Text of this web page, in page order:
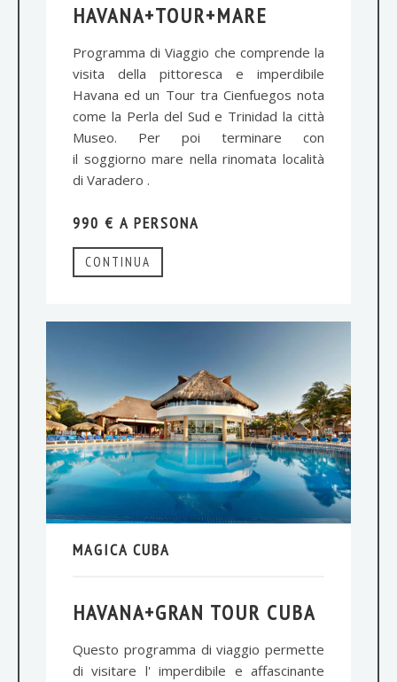
HAVANA+TOUR+MARE
Programma di Viaggio che comprende la
visita della pittoresca e imperdibile
Havana ed un Tour tra Cienfuegos nota
come la Perla del Sud e Trinidad la città
Museo. Per poi terminare con
il soggiorno mare nella rinomata località
di Varadero .
990 € A PERSONA
CONTINUA
MAGICA CUBA
HAVANA+GRAN TOUR CUBA
Questo programma di viaggio permette
di visitare l' imperdibile e affascinante